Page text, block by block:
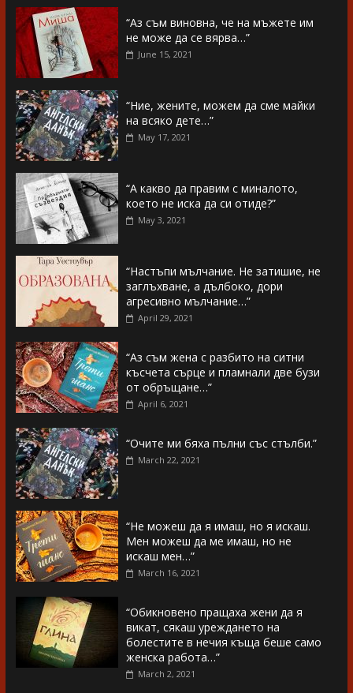
“Аз съм виновна, че на мъжете им
не може да се вярва…”
June 15, 2021
“Ние, жените, можем да сме майки
на всяко дете…”
May 17, 2021
“А какво да правим с миналото,
което не иска да си отиде?”
May 3, 2021
“Настъпи мълчание. Не затишие, не
заглъхване, а дълбоко, дори
агресивно мълчание…”
April 29, 2021
“Аз съм жена с разбито на ситни
късчета сърце и пламнали две бузи
от обръщане…”
April 6, 2021
“Очите ми бяха пълни със стълби.”
March 22, 2021
“Не можеш да я имаш, но я искаш.
Мен можеш да ме имаш, но не
искаш мен…”
March 16, 2021
“Обикновено пращаха жени да я
викат, сякаш уреждането на
болестите в нечия къща беше само
женска работа…”
March 2, 2021